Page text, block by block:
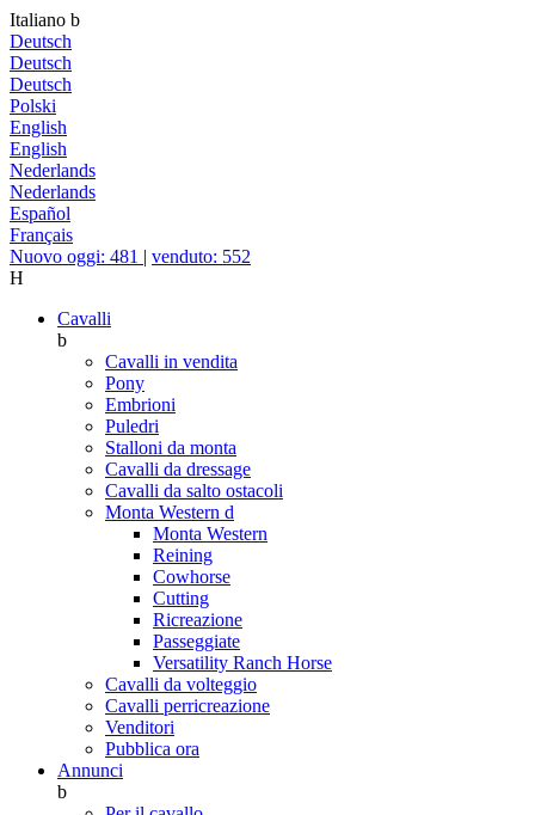
Italiano b
Deutsch
Deutsch
Deutsch
Polski
English
English
Nederlands
Nederlands
Español
Français
Nuovo oggi: 481 | venduto: 552
H
Cavalli
b
Cavalli in vendita
Pony
Embrioni
Puledri
Stalloni da monta
Cavalli da dressage
Cavalli da salto ostacoli
Monta Western d
Monta Western
Reining
Cowhorse
Cutting
Ricreazione
Passeggiate
Versatility Ranch Horse
Cavalli da volteggio
Cavalli perricreazione
Venditori
Pubblica ora
Annunci
b